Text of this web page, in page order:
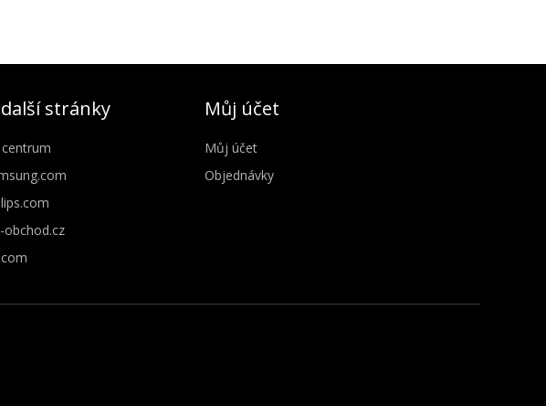
stránky
obchod.cz
Můj účet
Můj účet
Objednávky